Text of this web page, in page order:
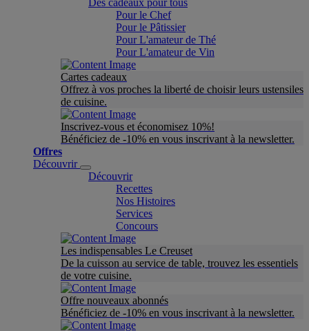
Des cadeaux pour tous
Pour le Chef
Pour le Pâtissier
Pour L'amateur de Thé
Pour L'amateur de Vin
Cartes cadeaux
Offrez à vos proches la liberté de choisir leurs ustensiles
de cuisine.
Inscrivez-vous et économisez 10%!
Bénéficiez de -10% en vous inscrivant à la newsletter.
Offres
Découvrir
Découvrir
Recettes
Nos Histoires
Services
Concours
Les indispensables Le Creuset
De la cuisson au service de table, trouvez les essentiels
de votre cuisine.
Offre nouveaux abonnés
Bénéficiez de -10% en vous inscrivant à la newsletter.